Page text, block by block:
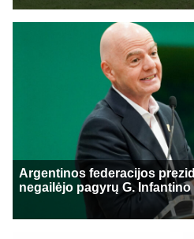
Argentinos federacijos
negailėjo pagyrų G. Infantino